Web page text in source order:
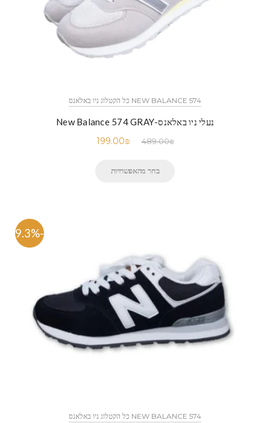
NEW BALANCE 574 כל הקטלוג ניו באלאנס
נעלי ניו באלאנס-New Balance 574 GRAY
489.00₪
199.00₪
בחר מהאפשרויות
-59.3%
NEW BALANCE 574 כל הקטלוג ניו באלאנס